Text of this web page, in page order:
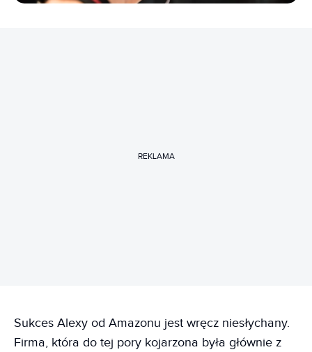
REKLAMA
Sukces Alexy od Amazonu jest wręcz niesłychany.
Firma, która do tej pory kojarzona była głównie z